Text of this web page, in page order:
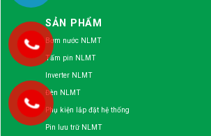
SẢN PHẨM
Bơm nước NLMT
Tấm pin NLMT
Inverter NLMT
Đèn NLMT
Phụ kiện lắp đặt hệ thống
Pin lưu trữ NLMT